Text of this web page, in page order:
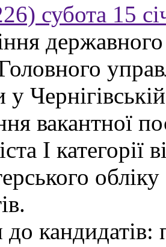
субота 15
у
вакантної
І категорії
кандидатів: